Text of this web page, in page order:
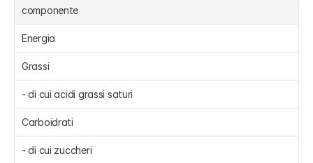
componente
Energia
Grassi
- di cui acidi grassi saturi
Carboidrati
- di cui zuccheri